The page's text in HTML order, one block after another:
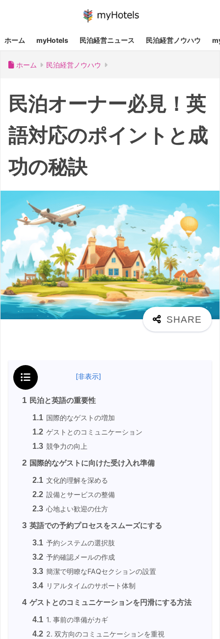
ホーム myHotels 民泊経営ニュース 民泊経営ノウハウ
ホーム 民泊経営ノウハウ
民泊オーナー必見！英
語対応のポイントと成
功の秘訣
目次 [非表示]
1 民泊と英語の重要性
1.1 国際的なゲストの増加
1.2 ゲストとのコミュニケーション
1.3 競争力の向上
2 国際的なゲストに向けた受け入れ準備
2.1 文化的理解を深める
2.2 設備とサービスの整備
2.3 心地よい歓迎の仕方
3 英語での予約プロセスをスムーズにする
3.1 予約システムの選択肢
3.2 予約確認メールの作成
3.3 簡潔で明瞭なFAQセクションの設置
3.4 リアルタイムのサポート体制
4 ゲストとのコミュニケーションを円滑にする方法
4.1 1. 事前の準備がカギ
4.2 2. 双方向のコミュニケーションを重視